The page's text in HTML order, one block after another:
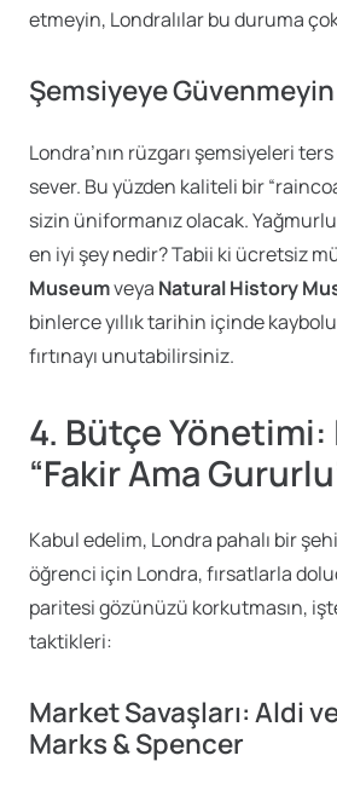
etmeyin, Londralılar bu duruma
Şemsiyeye Güvenmeyin
Londra’nın rüzgarı şemsiyeleri
sever. Bu yüzden kaliteli bir
sizin üniformanız olacak.
en iyi şey nedir? Tabii ki ücretsiz
Museumveya Natural History
binlerce yıllık tarihin içinde
fırtınayı unutabilirsiniz.
4. Bütçe Yönetimi:
“Fakir Ama
Kabul edelim, Londra pahalı bir
öğrenci için Londra, fırsatlarla
paritesi gözünüzü korkutmasın,
taktikleri:
Market Savaşları: Aldi
Marks & Spencer